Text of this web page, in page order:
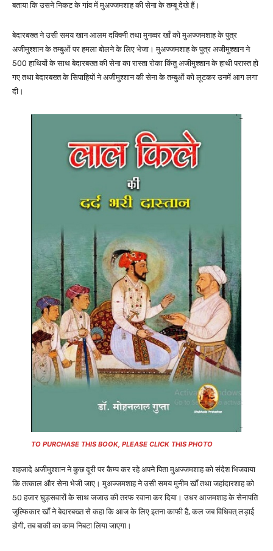
बताया कि उसने निकट के गांव में मुअज्जमशाह की सेना के तम्बू देखे हैं।
बेदारबख्त ने उसी समय खान आलम दक्क्निी तथा मुनव्वर खाँ को मुअज्जमशाह के पुत्र
अजीमुश्शान के तम्बुओं पर हमला बोलने के लिए भेजा। मुअज्जमशाह के पुत्र अजीमुश्शान ने
500 हाथियों के साथ बेदारबख्त की सेना का रास्ता रोका किंतु अजीमुश्शान के हाथी परास्त हो
गए तथा बेदारबख्त के सिपाहियों ने अजीमुश्शान की सेना के तम्बुओं को लूटकर उनमें आग लगा
दी।
TO PURCHASE THIS BOOK, PLEASE CLICK THIS PHOTO
शहजादे अजीमुश्शान ने कुछ दूरी पर कैम्प कर रहे अपने पिता मुअज्जमशाह को संदेश भिजवाया
कि तत्काल और सेना भेजी जाए। मुअज्जमशाह ने उसी समय मुनीम खाँ तथा जहांदारशाह को
50 हजार घुड़सवारों के साथ जजाउ की तरफ रवाना कर दिया। उधर आजमशाह के सेनापति
जुल्फिकार खाँ ने बेदारबख्त से कहा कि आज के लिए इतना काफी है, कल जब विधिवत् लड़ाई
होगी, तब बाकी का काम निबटा लिया जाएगा।